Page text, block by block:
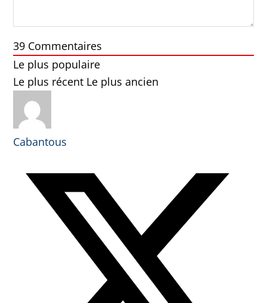
39 Commentaires
Le plus populaire
Le plus récent Le plus ancien
Cabantous